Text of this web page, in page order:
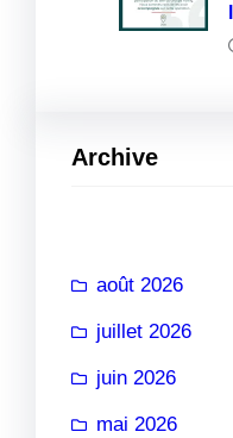
Archive
août 2026
juillet 2026
juin 2026
mai 2026